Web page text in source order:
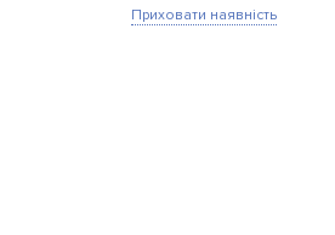
Приховати наявність